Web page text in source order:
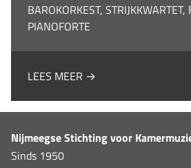
BAROKORKEST, STRIJKKWARTET,
PIANOFORTE
LEES MEER →
Nijmeegse Stichting voor
Sinds 1950